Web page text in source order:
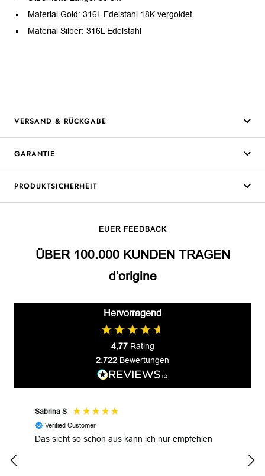
Material Gold: 316L Edelstahl 18K vergoldet
Material Silber: 316L Edelstahl
VERSAND & RÜCKGABE
GARANTIE
PRODUKTSICHERHEIT
EUER FEEDBACK
ÜBER 100.000 KUNDEN TRAGEN
d'origine
Hervorragend
4,77 Rating
2.722 Bewertungen
Sabrina S
Verified Customer
Das sieht so schön aus kann ich nur empfehlen